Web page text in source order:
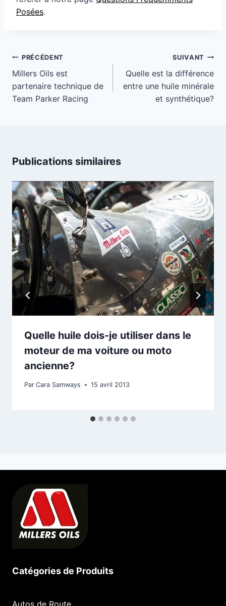
Posées.
Navigation
de
l’article
PRÉCÉDENT
Millers Oils est
partenaire technique de
Team Parker Racing
SUIVANT
Quelle est la différence
entre une huile minérale
et synthétique?
Publications similaires
Quelle huile dois-je utiliser dans le
moteur de ma voiture ou moto
ancienne?
Par Cara Samways 15 avril 2013
Catégories de Produits
Autos de Route